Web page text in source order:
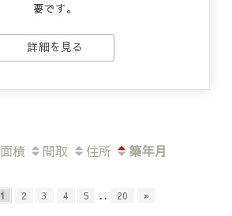
要です。
詳細を見る
面積 間取 住所 築年月
1 2 3 4 5 .. 20 »